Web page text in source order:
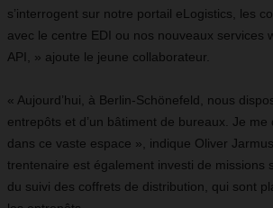
s’interrogent sur notre portail eLogistics, les
avec le centre EDI ou nos nouveaux services
API, » ajoute le jeune collaborateur.
« Aujourd’hui, à Berlin-Schönefeld, nous
entrepôts et d’un bâtiment de bureaux. Je me
dans ce vaste espace », indique Oliver
trentenaire est également investi de missions
du suivi des coffrets de distribution, qui sont